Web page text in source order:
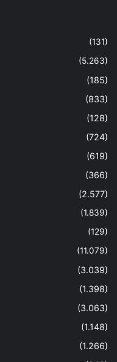
(131)
(5.263)
(185)
(833)
(128)
(724)
(619)
(366)
(2.577)
(1.839)
(129)
(11.079)
(3.039)
(1.398)
(3.063)
(1.148)
(1.266)